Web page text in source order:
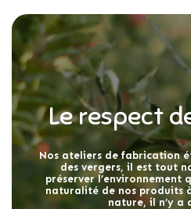
Le respect
Nos ateliers de fabrication
des vergers, il est tout
préserver l’environnement
naturalité de nos produits
nature, il n’y a